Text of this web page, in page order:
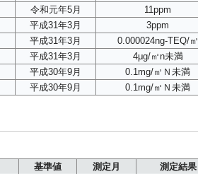
令和元年5月
11ppm
平成31年3月
3ppm
平成31年3月
0.000024ng-TEQ/㎥
平成31年3月
4μg/㎥n未満
平成30年9月
0.1mg/㎥Ｎ未満
平成30年9月 0.1mg/㎥Ｎ未満
基準値 測定月 測定結果